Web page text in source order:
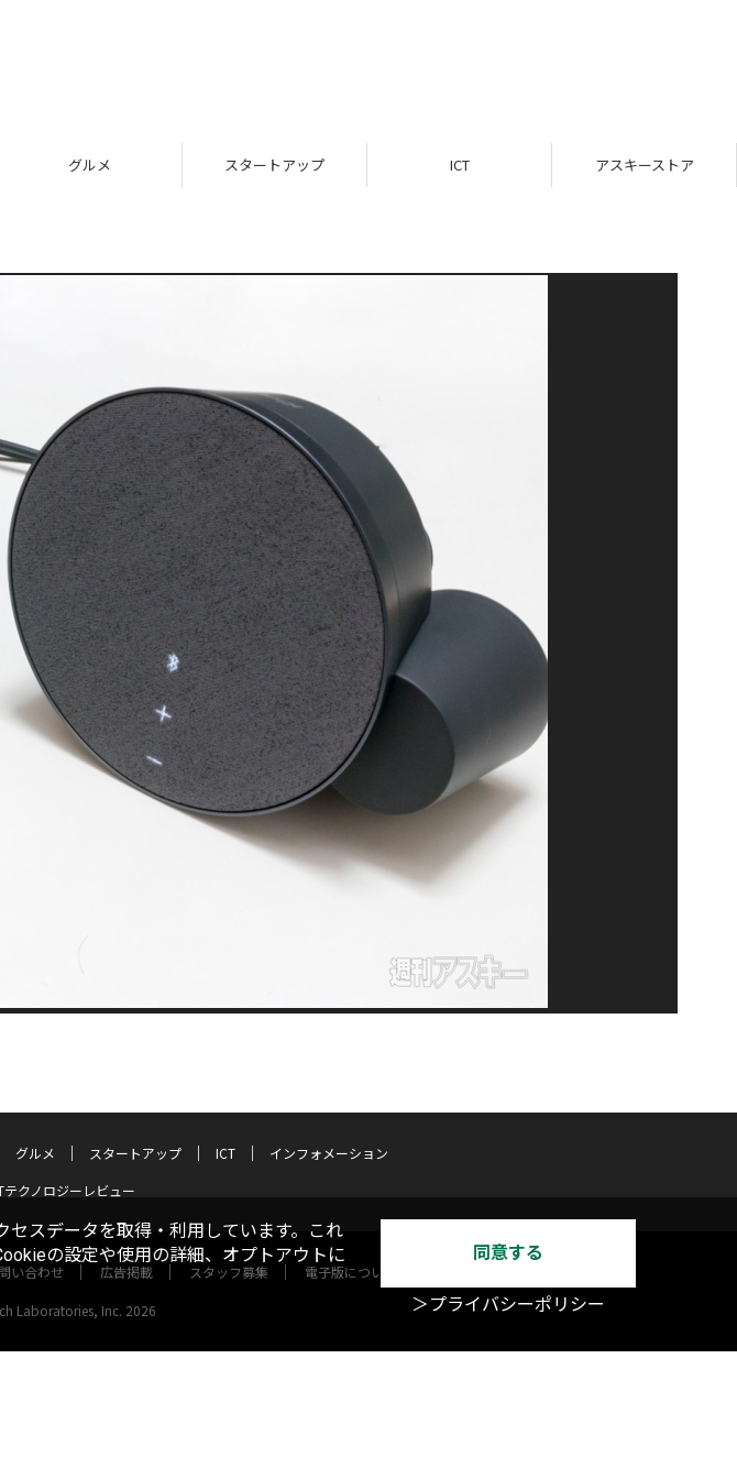
グルメ スタートアップ ICT アスキーストア
グルメ スタートアップ ICT
インフォメーション
テクノロジーレビュー
い合わせ 広告掲載 スタッフ募集 電子版について
Laboratories, Inc. 2026
スデータを取得・利用しています。これ
の設定や使用の詳細、オプトアウトに
同意する
＞プライバシーポリシー